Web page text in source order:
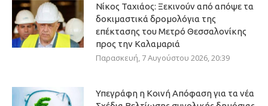
Νίκος Ταχιάος: Ξεκινούν από απόψε τα
δοκιμαστικά δρομολόγια της
επέκτασης του Μετρό Θεσσαλονίκης
προς την Καλαμαριά
Παρασκευή, 7 Αυγούστου 2026, 20:39
Υπεγράφη η Κοινή Απόφαση για τα νέα